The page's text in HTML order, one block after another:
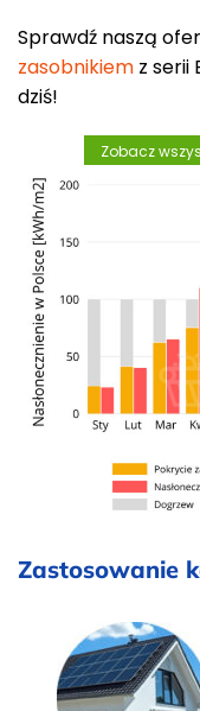
Sprawdź naszą
zasobnikiem z serii
dziś!
Zobacz
Zastosowanie